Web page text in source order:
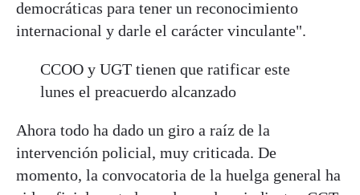
democráticas para tener un reconocimiento
internacional y darle el carácter vinculante".
CCOO y UGT tienen que ratificar este
lunes el preacuerdo alcanzado
Ahora todo ha dado un giro a raíz de la
intervención policial, muy criticada. De
momento, la convocatoria de la huelga general ha